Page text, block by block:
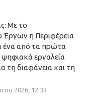
Με το
Έργων η Περιφέρεια
ένα από τα πρώτα
εργαλεία
τη διαφάνεια και τη
2026, 12:33